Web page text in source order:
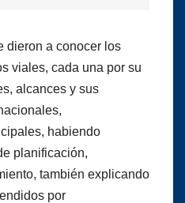
dieron a conocer los
viales, cada una por su
alcances y sus
habiendo
planificación,
también explicando
por